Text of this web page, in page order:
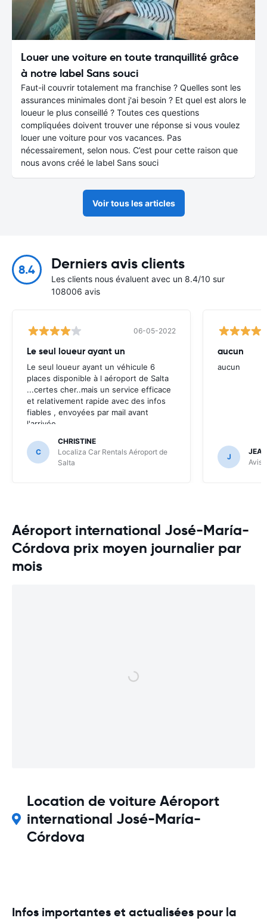
Louer une voiture en toute tranquillité grâce
à notre label Sans souci
Faut-il couvrir totalement ma franchise ? Quelles sont les
assurances minimales dont j'ai besoin ? Et quel est alors le
loueur le plus conseillé ? Toutes ces questions
compliquées doivent trouver une réponse si vous voulez
louer une voiture pour vos vacances. Pas
nécessairement, selon nous. C’est pour cette raison que
nous avons créé le label Sans souci
Voir tous les articles
8.4 Derniers avis clients
Les clients nous évaluent avec un 8.4/10 sur
108006 avis
06-05-2022
Le seul loueur ayant un
Le seul loueur ayant un véhicule 6
places disponible à l aéroport de Salta
...certes cher..mais un service efficace
et relativement rapide avec des infos
fiables , envoyées par mail avant
l'arrivée .
C
CHRISTINE
Localiza Car Rentals Aéroport de
Salta
aucun
aucun
J
Avis
Aéroport international José-María-
Córdova prix moyen journalier par
mois
Location de voiture Aéroport
international José-María-
Córdova
Infos importantes et actualisées pour la